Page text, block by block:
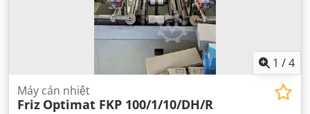
1 /4
Máy cán nhiệt
Friz Optimat FKP 100/1/10/DH/R